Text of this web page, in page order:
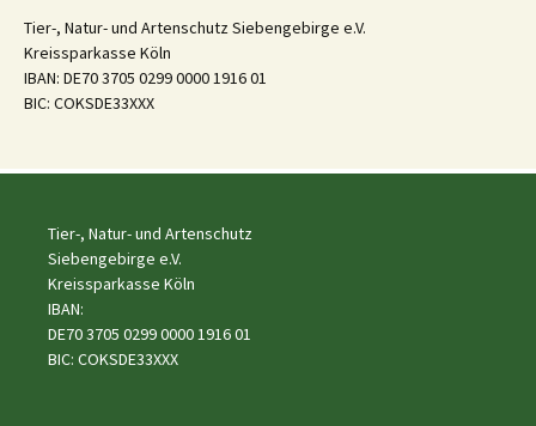
Tier-, Natur- und Artenschutz Siebengebirge e.V.
Kreissparkasse Köln
IBAN: DE70 3705 0299 0000 1916 01
BIC: COKSDE33XXX
Tier-, Natur- und Artenschutz
Siebengebirge e.V.
Kreissparkasse Köln
IBAN:
DE70 3705 0299 0000 1916 01
BIC: COKSDE33XXX